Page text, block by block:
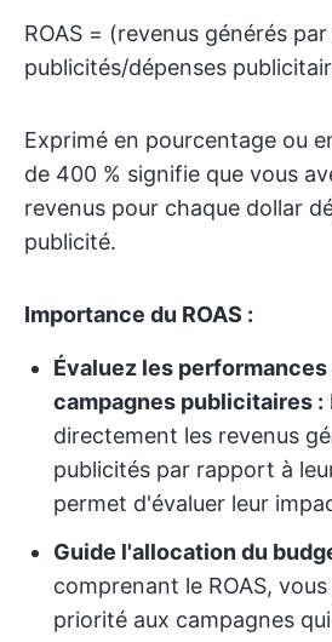
ROAS = (revenus générés par
publicités/dépenses
Exprimé en pourcentage ou
de 400 % signifie que vous
revenus pour chaque dollar
publicité.
Importance du ROAS :
Évaluez les performances
campagnes publicitaires :
directement les revenus
publicités par rapport à
permet d'évaluer leur
Guide l'allocation du
comprenant le ROAS,
priorité aux campagnes